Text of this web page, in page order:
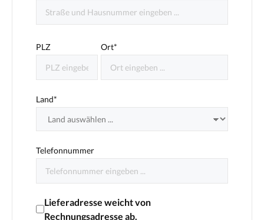
PLZ Ort*
Land*
Telefonnummer
Lieferadresse weicht von
Rechnungsadresse ab.